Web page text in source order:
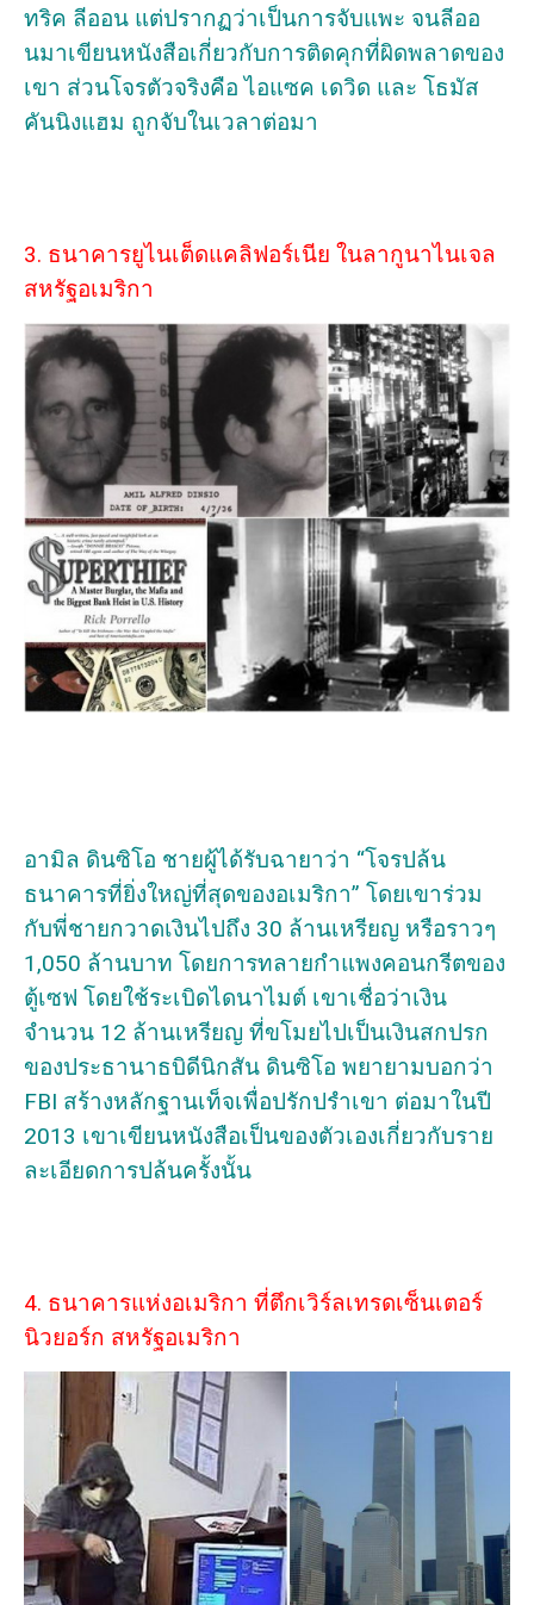
ทริค ลีออน แต่ปรากฏว่าเป็นการจับแพะ จนลีออ
นมาเขียนหนังสือเกี่ยวกับการติดคุกที่ผิดพลาดของ
เขา ส่วนโจรตัวจริงคือ ไอแซค เดวิด และ โธมัส
คันนิงแฮม ถูกจับในเวลาต่อมา
3. ธนาคารยูไนเต็ดแคลิฟอร์เนีย ในลากูนาไนเจล
สหรัฐอเมริกา
อามิล ดินซิโอ ชายผู้ได้รับฉายาว่า “โจรปล้น
ธนาคารที่ยิ่งใหญ่ที่สุดของอเมริกา” โดยเขาร่วม
กับพี่ชายกวาดเงินไปถึง 30 ล้านเหรียญ หรือราวๆ
1,050 ล้านบาท โดยการทลายกำแพงคอนกรีตของ
ตู้เซฟ โดยใช้ระเบิดไดนาไมต์ เขาเชื่อว่าเงิน
จำนวน 12 ล้านเหรียญ ที่ขโมยไปเป็นเงินสกปรก
ของประธานาธบิดีนิกสัน ดินซิโอ พยายามบอกว่า
FBI สร้างหลักฐานเท็จเพื่อปรักปรำเขา ต่อมาในปี
2013 เขาเขียนหนังสือเป็นของตัวเองเกี่ยวกับราย
ละเอียดการปล้นครั้งนั้น
4. ธนาคารแห่งอเมริกา ที่ตึกเวิร์ลเทรดเซ็นเตอร์
นิวยอร์ก สหรัฐอเมริกา